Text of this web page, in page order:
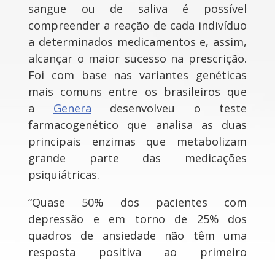
sangue ou de saliva é possível
compreender a reação de cada indivíduo
a determinados medicamentos e, assim,
alcançar o maior sucesso na prescrição.
Foi com base nas variantes genéticas
mais comuns entre os brasileiros que
a Genera desenvolveu o teste
farmacogenético que analisa as duas
principais enzimas que metabolizam
grande parte das medicações
psiquiátricas.
“Quase 50% dos pacientes com
depressão e em torno de 25% dos
quadros de ansiedade não têm uma
resposta positiva ao primeiro